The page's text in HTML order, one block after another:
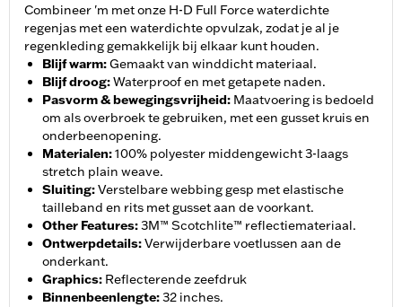
Combineer 'm met onze H-D Full Force waterdichte
regenjas met een waterdichte opvulzak, zodat je al je
regenkleding gemakkelijk bij elkaar kunt houden.
Blijf warm:Gemaakt van winddicht materiaal.
Blijf droog:Waterproof en met getapete naden.
Pasvorm & bewegingsvrijheid: Maatvoering is bedoeld
om als overbroek te gebruiken, met een gusset kruis en
onderbeenopening.
Materialen:100% polyester middengewicht 3-laags
stretch plain weave.
Sluiting:Verstelbare webbing gesp met elastische
tailleband en rits met gusset aan de voorkant.
Other Features:3M™ Scotchlite™ reflectiemateriaal.
Ontwerpdetails:Verwijderbare voetlussen aan de
onderkant.
Graphics: Reflecterende zeefdruk
Binnenbeenlengte:32 inches.